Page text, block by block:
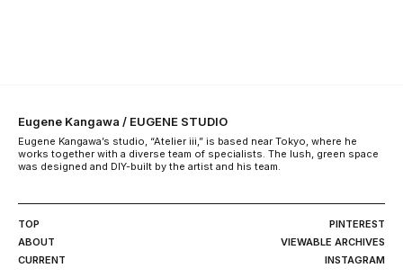
Eugene Kangawa / EUGENE STUDIO
Eugene Kangawa’s studio, “Atelier iii,” is based near Tokyo, where he
works together with a diverse team of specialists. The lush, green space
was designed and DIY-built by the artist and his team.
TOP
PINTEREST
ABOUT
VIEWABLE ARCHIVES
CURRENT
INSTAGRAM